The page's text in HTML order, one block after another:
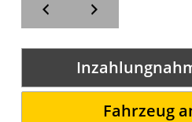
Fahrzeug